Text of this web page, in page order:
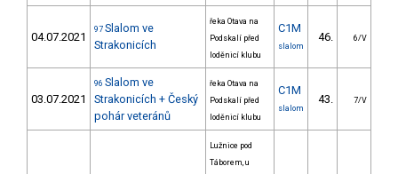
04.07.2021
97 Slalom ve
Strakonicích
řeka Otava na
Podskalí před
loděnicí klubu
C1M
slalom
46. 6/V
03.07.2021
96 Slalom ve
Strakonicích + Český
pohár veteránů
řeka Otava na
Podskalí před
loděnicí klubu
C1M
slalom
43. 7/V
Lužnice pod
Táborem, u